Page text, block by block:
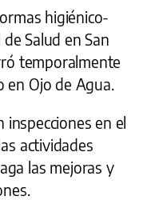
higiénico-
Salud en San
temporalmente
en Ojo de Agua.
inspecciones en el
actividades
las mejoras y